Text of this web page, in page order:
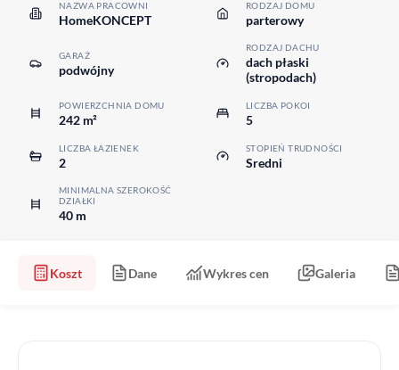
NAZWA PRACOWNI
HomeKONCEPT
RODZAJ DOMU
parterowy
GARAŻ
podwójny
RODZAJ DACHU
dach płaski
(stropodach)
POWIERZCHNIA DOMU
242 m²
LICZBA POKOI
5
LICZBA ŁAZIENEK
2
STOPIEŃ TRUDNOŚCI
Sredni
MINIMALNA SZEROKOŚĆ
DZIAŁKI
40 m
Koszt Dane Wykres cen Galeria